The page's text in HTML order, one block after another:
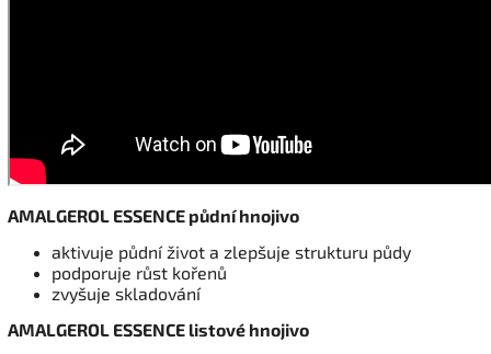
AMALGEROL ESSENCE půdní hnojivo
aktivuje půdní život a zlepšuje strukturu půdy
podporuje růst kořenů
zvyšuje skladování
AMALGEROL ESSENCE listové hnojivo